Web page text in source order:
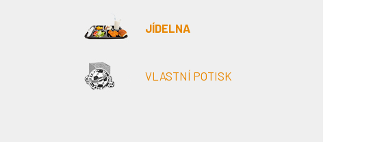
JÍDELNA
VLASTNÍ POTISK